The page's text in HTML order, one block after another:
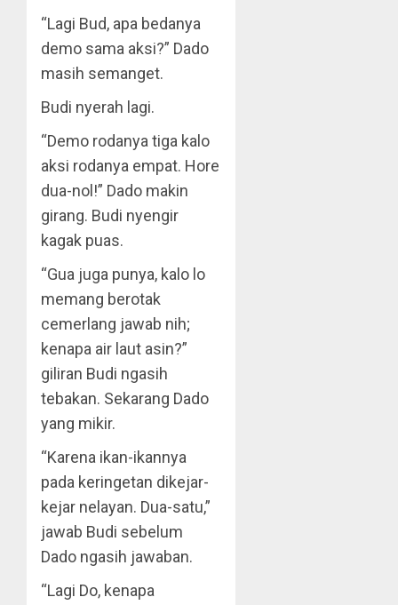
“Lagi Bud, apa bedanya
demo sama aksi?” Dado
masih semanget.
Budi nyerah lagi.
“Demo rodanya tiga kalo
aksi rodanya empat. Hore
dua-nol!” Dado makin
girang. Budi nyengir
kagak puas.
“Gua juga punya, kalo lo
memang berotak
cemerlang jawab nih;
kenapa air laut asin?”
giliran Budi ngasih
tebakan. Sekarang Dado
yang mikir.
“Karena ikan-ikannya
pada keringetan dikejar-
kejar nelayan. Dua-satu,”
jawab Budi sebelum
Dado ngasih jawaban.
“Lagi Do, kenapa